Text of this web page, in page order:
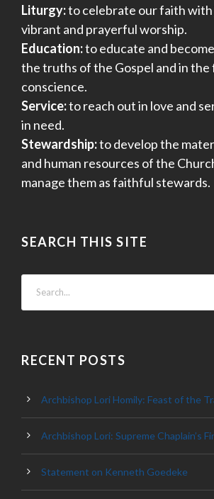
Liturgy:to celebrate our faith
vibrant and prayerful worship.
Education:to educate and
the truths of the Gospel and in
conscience.
Service:to reach out in love and
in need.
Stewardship:to develop the
and human resources of the
manage them as faithful stewards.
SEARCH THIS SITE
RECENT POSTS
Archbishop Lori Homily: Feast of the
Archbishop Lori: Supreme Chaplain’s
Statement on Kenneth Goedeke